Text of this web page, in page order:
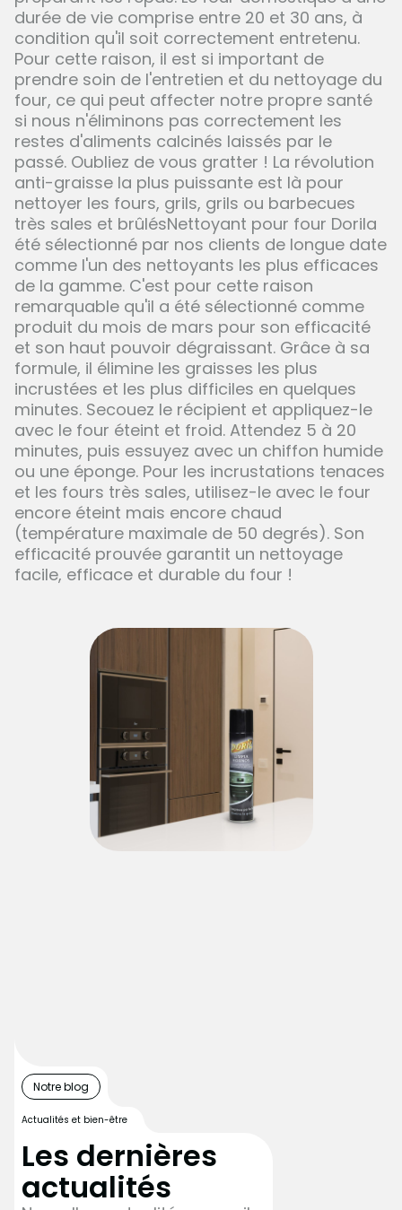
durée de vie comprise entre 20 et 30 ans, à
condition qu'il soit correctement entretenu.
Pour cette raison, il est si important de
prendre soin de l'entretien et du nettoyage du
four, ce qui peut affecter notre propre santé
si nous n'éliminons pas correctement les
restes d'aliments calcinés laissés par le
passé. Oubliez de vous gratter ! La révolution
anti-graisse la plus puissante est là pour
nettoyer les fours, grils, grils ou barbecues
très sales et brûlésNettoyant pour four Dorila
été sélectionné par nos clients de longue date
comme l'un des nettoyants les plus efficaces
de la gamme. C'est pour cette raison
remarquable qu'il a été sélectionné comme
produit du mois de mars pour son efficacité
et son haut pouvoir dégraissant. Grâce à sa
formule, il élimine les graisses les plus
incrustées et les plus difficiles en quelques
minutes. Secouez le récipient et appliquez-le
avec le four éteint et froid. Attendez 5 à 20
minutes, puis essuyez avec un chiffon humide
ou une éponge. Pour les incrustations tenaces
et les fours très sales, utilisez-le avec le four
encore éteint mais encore chaud
(température maximale de 50 degrés). Son
efficacité prouvée garantit un nettoyage
facile, efficace et durable du four !
Notre blog
Actualités et bien-être
Les dernières
actualités